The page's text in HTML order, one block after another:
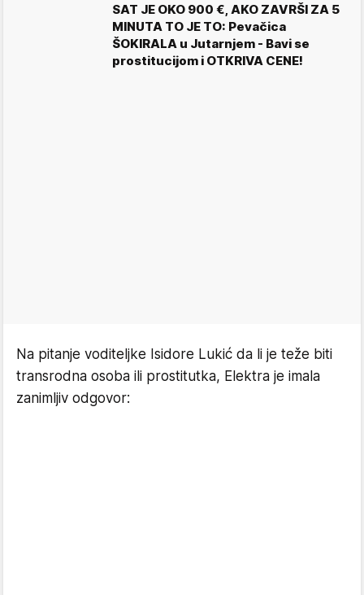
SAT JE OKO 900 €, AKO ZAVRŠI ZA 5
MINUTA TO JE TO: Pevačica
ŠOKIRALA u Jutarnjem - Bavi se
prostitucijom i OTKRIVA CENE!
Na pitanje voditeljke Isidore Lukić da li je teže biti
transrodna osoba ili prostitutka, Elektra je imala
zanimljiv odgovor: